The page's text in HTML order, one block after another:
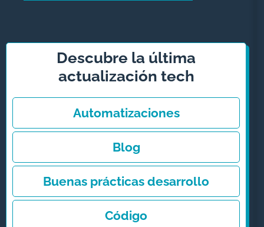
a
i
e
Descubre la última
actualización tech
Automatizaciones
Blog
Buenas prácticas desarrollo
Código